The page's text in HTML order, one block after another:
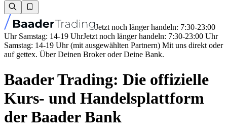
Jetzt noch länger handeln: 7:30-23:00
Uhr Samstag: 14-19 UhrJetzt noch länger handeln: 7:30-23:00 Uhr
Samstag: 14-19 Uhr (mit ausgewählten Partnern) Mit uns direkt oder
auf gettex. Über Deinen Broker oder Deine Bank.
Baader Trading: Die offizielle
Kurs- und Handelsplattform
der Baader Bank